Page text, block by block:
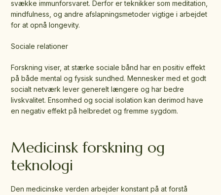
svække immunforsvaret. Derfor er teknikker som meditation,
mindfulness, og andre afslapningsmetoder vigtige i arbejdet
for at opnå longevity.
Sociale relationer
Forskning viser, at stærke sociale bånd har en positiv effekt
på både mental og fysisk sundhed. Mennesker med et godt
socialt netværk lever generelt længere og har bedre
livskvalitet. Ensomhed og social isolation kan derimod have
en negativ effekt på helbredet og fremme sygdom.
Medicinsk forskning og
teknologi
Den medicinske verden arbejder konstant på at forstå